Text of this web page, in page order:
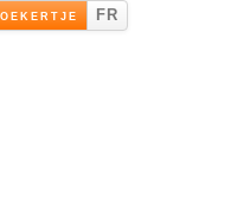
FR